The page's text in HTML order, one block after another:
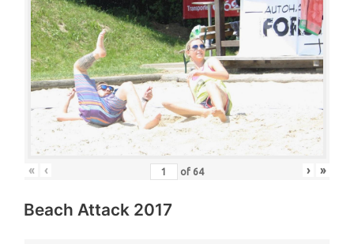
« ‹ of 64 › »
Beach Attack 2017